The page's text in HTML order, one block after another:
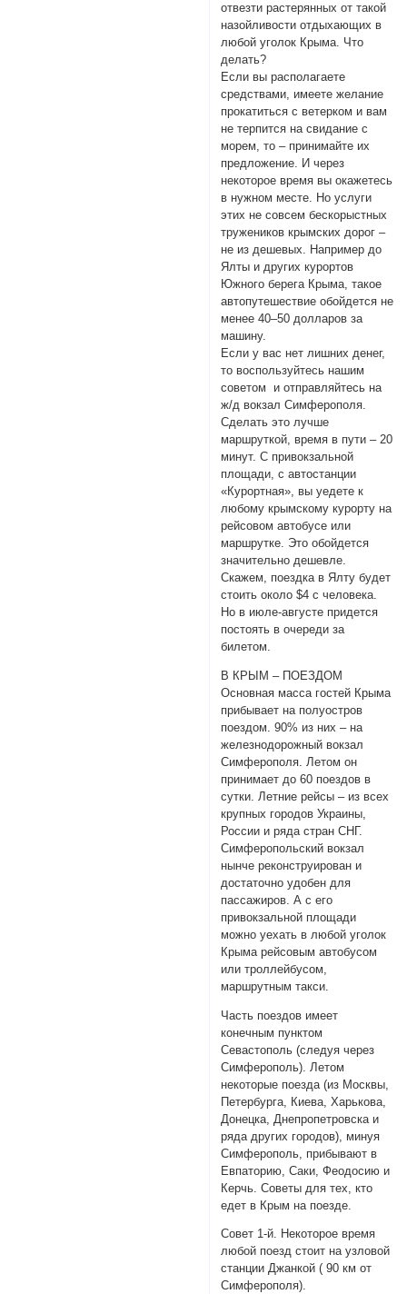
отвезти растерянных от такой
назойливости отдыхающих в
любой уголок Крыма. Что
делать?
Если вы располагаете
средствами, имеете желание
прокатиться с ветерком и вам
не терпится на свидание с
морем, то – принимайте их
предложение. И через
некоторое время вы окажетесь
в нужном месте. Но услуги
этих не совсем бескорыстных
тружеников крымских дорог –
не из дешевых. Например до
Ялты и других курортов
Южного берега Крыма, такое
автопутешествие обойдется не
менее 40–50 долларов за
машину.
Если у вас нет лишних денег,
то воспользуйтесь нашим
советом и отправляйтесь на
ж/д вокзал Симферополя.
Сделать это лучше
маршруткой, время в пути – 20
минут. С привокзальной
площади, с автостанции
«Курортная», вы уедете к
любому крымскому курорту на
рейсовом автобусе или
маршрутке. Это обойдется
значительно дешевле.
Скажем, поездка в Ялту будет
стоить около $4 с человека.
Но в июле-августе придется
постоять в очереди за
билетом.
В КРЫМ – ПОЕЗДОМ
Основная масса гостей Крыма
прибывает на полуостров
поездом. 90% из них – на
железнодорожный вокзал
Симферополя. Летом он
принимает до 60 поездов в
сутки. Летние рейсы – из всех
крупных городов Украины,
России и ряда стран СНГ.
Симферопольский вокзал
нынче реконструирован и
достаточно удобен для
пассажиров. А с его
привокзальной площади
можно уехать в любой уголок
Крыма рейсовым автобусом
или троллейбусом,
маршрутным такси.
Часть поездов имеет
конечным пунктом
Севастополь (следуя через
Симферополь). Летом
некоторые поезда (из Москвы,
Петербурга, Киева, Харькова,
Донецка, Днепропетровска и
ряда других городов), минуя
Симферополь, прибывают в
Евпаторию, Саки, Феодосию и
Керчь. Советы для тех, кто
едет в Крым на поезде.
Совет 1-й. Некоторое время
любой поезд стоит на узловой
станции Джанкой ( 90 км от
Симферополя).